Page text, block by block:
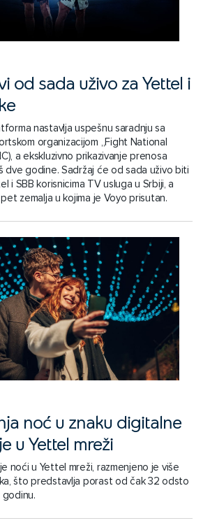
od sada uživo za Yettel i
nastavlja uspešnu saradnju sa
organizacijom „Fight National
a ekskluzivno prikazivanje prenosa
dve godine. Sadržaj će od sada uživo biti
i SBB korisnicima TV usluga u Srbiji, a
zemalja u kojima je Voyo prisutan.
noć u znaku digitalne
u Yettel mreži
noći u Yettel mreži, razmenjeno je više
što predstavlja porast od čak 32 odsto
godinu.